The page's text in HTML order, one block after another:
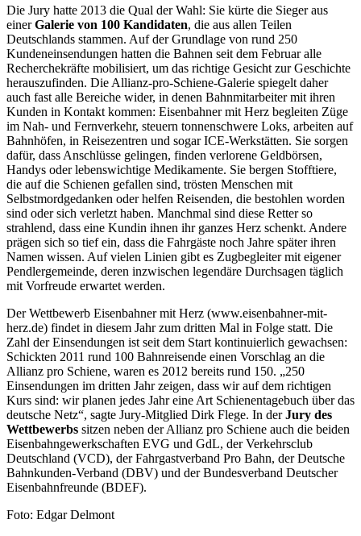
Die Jury hatte 2013 die Qual der Wahl: Sie kürte die Sieger aus
einerGalerie von 100 Kandidaten, die aus allen Teilen
Deutschlands stammen. Auf der Grundlage von rund 250
Kundeneinsendungen hatten die Bahnen seit dem Februar alle
Recherchekräfte mobilisiert, um das richtige Gesicht zur Geschichte
herauszufinden. Die Allianz-pro-Schiene-Galerie spiegelt daher
auch fast alle Bereiche wider, in denen Bahnmitarbeiter mit ihren
Kunden in Kontakt kommen: Eisenbahner mit Herz begleiten Züge
im Nah- und Fernverkehr, steuern tonnenschwere Loks, arbeiten auf
Bahnhöfen, in Reisezentren und sogar ICE-Werkstätten. Sie sorgen
dafür, dass Anschlüsse gelingen, finden verlorene Geldbörsen,
Handys oder lebenswichtige Medikamente. Sie bergen Stofftiere,
die auf die Schienen gefallen sind, trösten Menschen mit
Selbstmordgedanken oder helfen Reisenden, die bestohlen worden
sind oder sich verletzt haben. Manchmal sind diese Retter so
strahlend, dass eine Kundin ihnen ihr ganzes Herz schenkt. Andere
prägen sich so tief ein, dass die Fahrgäste noch Jahre später ihren
Namen wissen. Auf vielen Linien gibt es Zugbegleiter mit eigener
Pendlergemeinde, deren inzwischen legendäre Durchsagen täglich
mit Vorfreude erwartet werden.
Der Wettbewerb Eisenbahner mit Herz (www.eisenbahner-mit-
herz.de) findet in diesem Jahr zum dritten Mal in Folge statt. Die
Zahl der Einsendungen ist seit dem Start kontinuierlich gewachsen:
Schickten 2011 rund 100 Bahnreisende einen Vorschlag an die
Allianz pro Schiene, waren es 2012 bereits rund 150. „250
Einsendungen im dritten Jahr zeigen, dass wir auf dem richtigen
Kurs sind: wir planen jedes Jahr eine Art Schienentagebuch über das
deutsche Netz“, sagte Jury-Mitglied Dirk Flege. In derJury des
Wettbewerbs sitzen neben der Allianz pro Schiene auch die beiden
Eisenbahngewerkschaften EVG und GdL, der Verkehrsclub
Deutschland (VCD), der Fahrgastverband Pro Bahn, der Deutsche
Bahnkunden-Verband (DBV) und der Bundesverband Deutscher
Eisenbahnfreunde (BDEF).
Foto: Edgar Delmont